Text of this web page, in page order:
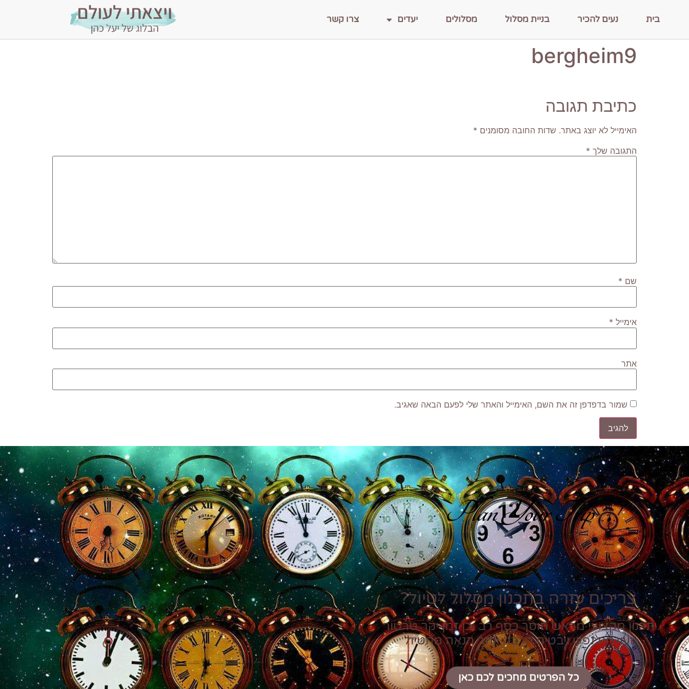
בית נעים להכיר בניית מסלול מסלולים יעדים צרו קשר
bergheim9
כתיבת תגובה
האימייל לא יוצג באתר. שדות החובה מסומנים *
התגובה שלך *
שם *
אימייל *
אתר
שמור בדפדפן זה את השם, האימייל והאתר שלי לפעם הבאה שאגיב.
Plan Your Trip
צריכים עזרה בתכנון מסלול לטיול?
תכנון מקצועי מראש חוסך כסף רב וכן זמן יקר טרטור
ועוגמת נפש ויבטיח הרבה יותר הנאה מהטיול
כל הפרטים מחכים לכם כאן